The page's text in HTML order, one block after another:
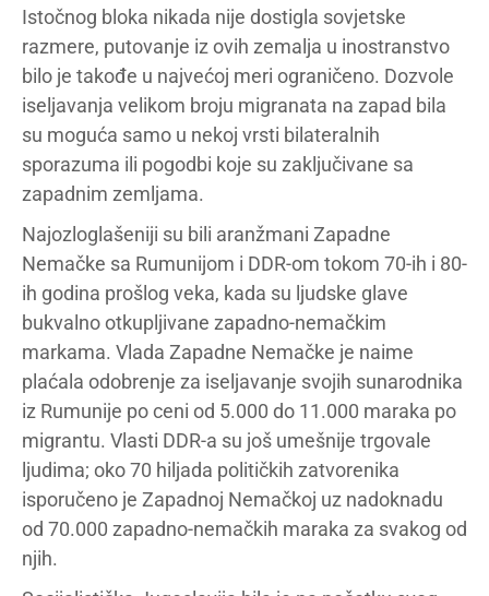
Istočnog bloka nikada nije dostigla sovjetske
razmere, putovanje iz ovih zemalja u inostranstvo
bilo je takođe u najvećoj meri ograničeno. Dozvole
iseljavanja velikom broju migranata na zapad bila
su moguća samo u nekoj vrsti bilateralnih
sporazuma ili pogodbi koje su zaključivane sa
zapadnim zemljama.
Najozloglašeniji su bili aranžmani Zapadne
Nemačke sa Rumunijom i DDR-om tokom 70-ih i 80-
ih godina prošlog veka, kada su ljudske glave
bukvalno otkupljivane zapadno-nemačkim
markama. Vlada Zapadne Nemačke je naime
plaćala odobrenje za iseljavanje svojih sunarodnika
iz Rumunije po ceni od 5.000 do 11.000 maraka po
migrantu. Vlasti DDR-a su još umešnije trgovale
ljudima; oko 70 hiljada političkih zatvorenika
isporučeno je Zapadnoj Nemačkoj uz nadoknadu
od 70.000 zapadno-nemačkih maraka za svakog od
njih.